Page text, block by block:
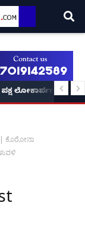
ಭಾರತದ ರೇಣು
ಲೋಕಾರ್ಪಣೆ – ನಟ
| ಕೊರೋನಾ